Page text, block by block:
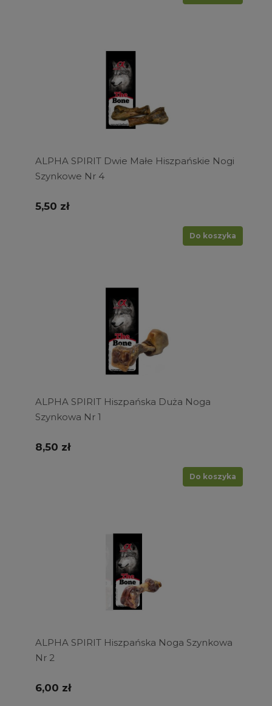
ALPHA SPIRIT Dwie Małe Hiszpańskie Nogi
Szynkowe Nr 4
5,50 zł
Do koszyka
ALPHA SPIRIT Hiszpańska Duża Noga
Szynkowa Nr 1
8,50 zł
Do koszyka
ALPHA SPIRIT Hiszpańska Noga Szynkowa
Nr 2
6,00 zł